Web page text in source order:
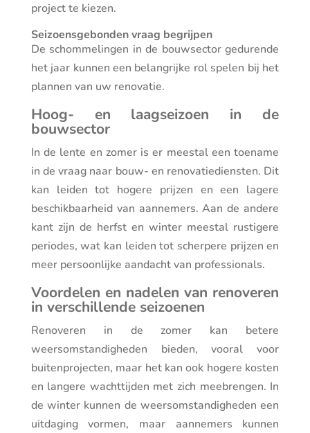
project te kiezen.
Seizoensgebonden vraag begrijpen
De schommelingen in de bouwsector gedurende
het jaar kunnen een belangrijke rol spelen bij het
plannen van uw renovatie.
Hoog- en laagseizoen in de
bouwsector
In de lente en zomer is er meestal een toename
in de vraag naar bouw- en renovatiediensten. Dit
kan leiden tot hogere prijzen en een lagere
beschikbaarheid van aannemers. Aan de andere
kant zijn de herfst en winter meestal rustigere
periodes, wat kan leiden tot scherpere prijzen en
meer persoonlijke aandacht van professionals.
Voordelen en nadelen van renoveren
in verschillende seizoenen
Renoveren in de zomer kan betere
weersomstandigheden bieden, vooral voor
buitenprojecten, maar het kan ook hogere kosten
en langere wachttijden met zich meebrengen. In
de winter kunnen de weersomstandigheden een
uitdaging vormen, maar aannemers kunnen